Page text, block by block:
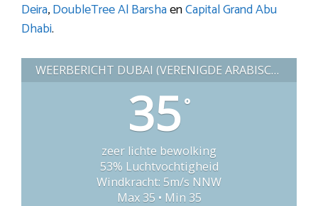
Deira,DoubleTree Al BarshaenCapital Grand Abu
Dhabi.
WEERBERICHT DUBAI (VERENIGDE ARABISCHE EMIRATEN)
35°
zeer lichte bewolking
53% Luchtvochtigheid
Windkracht: 5m/s NNW
Max 35 • Min 35